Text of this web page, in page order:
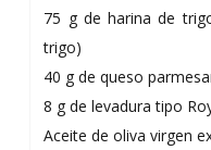
75 g de harina de
trigo)
40 g de queso
8 g de levadura tipo
Aceite de oliva virgen